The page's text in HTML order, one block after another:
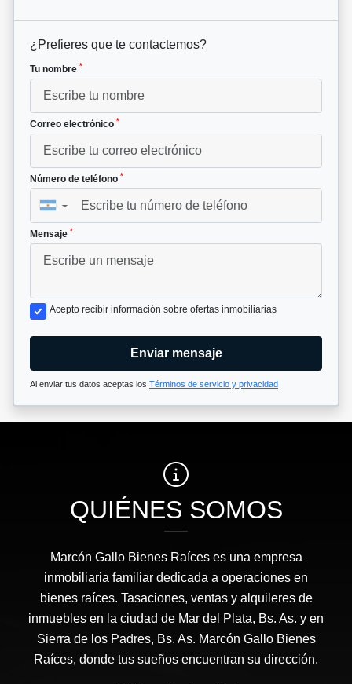
¿Prefieres que te contactemos?
Tu nombre *
Correo electrónico *
Número de teléfono *
▼
Mensaje *
Acepto recibir información sobre ofertas inmobiliarias
Enviar mensaje
Al enviar tus datos aceptas los Términos de servicio y privacidad
QUIÉNES SOMOS
Marcón Gallo Bienes Raíces es una empresa
inmobiliaria familiar dedicada a operaciones en
bienes raíces. Tasaciones, ventas y alquileres de
inmuebles en la ciudad de Mar del Plata, Bs. As. y en
Sierra de los Padres, Bs. As. Marcón Gallo Bienes
Raíces, donde tus sueños encuentran su dirección.